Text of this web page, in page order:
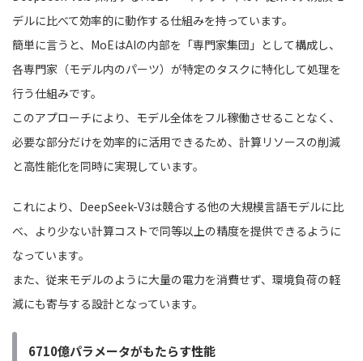
デルに比べて効率的に動作する仕組みを持っています。
簡単に言うと、MoEはAIの内部を「専門家集団」として構成し、
各専門家（モデル内のパーツ）が特定のタスクに特化して処理を
行う仕組みです。
このアプローチにより、モデル全体をフル稼働させることなく、
必要な部分だけを効率的に活用できるため、計算リソースの削減
と高性能化を同時に実現しています。
これにより、DeepSeek-V3は競合する他の大規模言語モデルに比
べ、より少ない計算コストで同等以上の精度を提供できるように
なっています。
また、従来モデルのように大量の電力を消費せず、環境負荷の軽
減にも寄与する設計となっています。
6710億パラメータがもたらす性能